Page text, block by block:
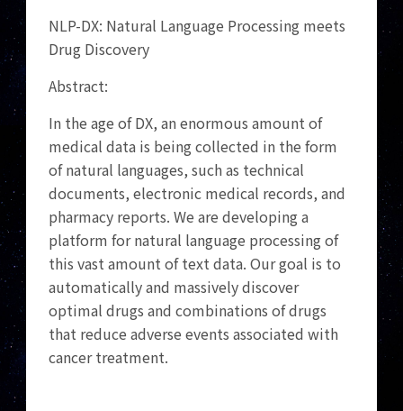
NLP-DX: Natural Language Processing meets
Drug Discovery
Abstract:
In the age of DX, an enormous amount of
medical data is being collected in the form
of natural languages, such as technical
documents, electronic medical records, and
pharmacy reports. We are developing a
platform for natural language processing of
this vast amount of text data. Our goal is to
automatically and massively discover
optimal drugs and combinations of drugs
that reduce adverse events associated with
cancer treatment.